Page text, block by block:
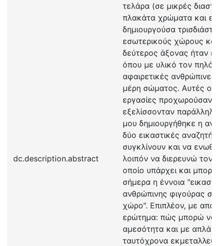
dc.description.abstract
τελάρα (σε μικρές
πλακάτα χρώματα και
δημιουργούσα
εσωτερικούς χώρους
δεύτερος άξονας ήταν
όπου με υλικό τον πηλό
αφαιρετικές ανθρώπινες
μέρη σώματος. Αυτές οι
εργασίες προχωρούσαν
εξελίσσονταν
μου δημιουργήθηκε η
δύο εικαστικές
συγκλίνουν και να
λοιπόν να διερευνώ τον
οποίο υπάρχει και
σήμερα η έννοια
ανθρώπινης φιγούρας
χώρο". Επιπλέον, με
ερώτημα: πώς μπορώ να
αμεσότητα και με απλά
ταυτόχρονα